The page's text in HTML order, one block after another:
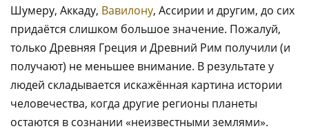
Шумеру, Аккаду, Вавилону, Ассирии и другим, до сих
придаётся слишком большое значение. Пожалуй,
только Древняя Греция и Древний Рим получили (и
получают) не меньшее внимание. В результате у
людей складывается искажённая картина истории
человечества, когда другие регионы планеты
остаются в сознании «неизвестными землями».